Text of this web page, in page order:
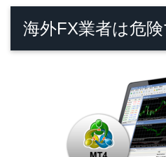
海外FX業者は危